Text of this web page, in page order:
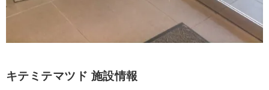
キテミテマツド 施設情報